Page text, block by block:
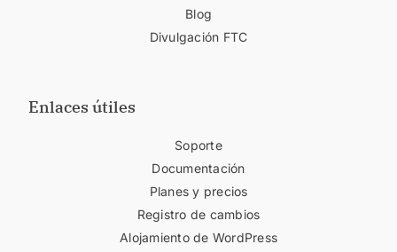
Blog
Divulgación FTC
Enlaces útiles
Soporte
Documentación
Planes y precios
Registro de cambios
Alojamiento de WordPress